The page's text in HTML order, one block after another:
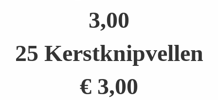
3,00
25 Kerstknipvellen
€ 3,00